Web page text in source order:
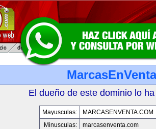
El dueño de este dominio lo
Mayusculas:
MARCASENVENTA.COM
Minusculas:
marcasenventa.com